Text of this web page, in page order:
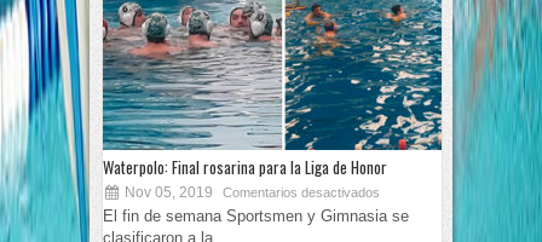
Waterpolo: Final rosarina para la Liga de Honor
Nov 05, 2019 Comentarios desactivados
El fin de semana Sportsmen y Gimnasia se
clasificaron a la...